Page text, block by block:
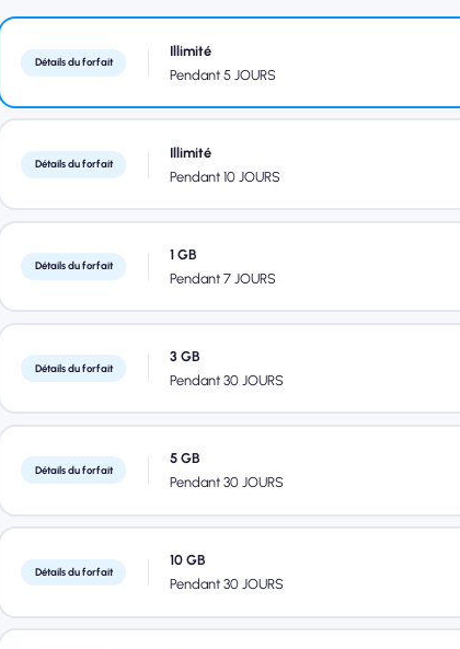
Détails du forfait
Illimité
Pendant 5 JOURS
Détails du forfait
Illimité
Pendant 10 JOURS
Détails du forfait
1 GB
Pendant 7 JOURS
Détails du forfait
3 GB
Pendant 30 JOURS
Détails du forfait
5 GB
Pendant 30 JOURS
Détails du forfait
10 GB
Pendant 30 JOURS